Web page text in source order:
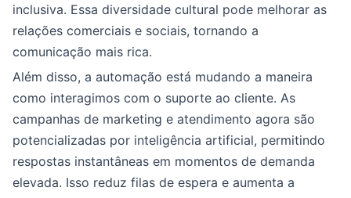
inclusiva. Essa diversidade cultural pode melhorar as
relações comerciais e sociais, tornando a
comunicação mais rica.
Além disso, a automação está mudando a maneira
como interagimos com o suporte ao cliente. As
campanhas de marketing e atendimento agora são
potencializadas por inteligência artificial, permitindo
respostas instantâneas em momentos de demanda
elevada. Isso reduz filas de espera e aumenta a